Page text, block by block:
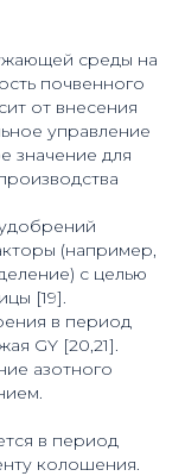
среды на
почвенного
от внесения
управление
значение для
(например,
с целью
[19].
в период
GY [20,21].
азотного
в период
колошения.